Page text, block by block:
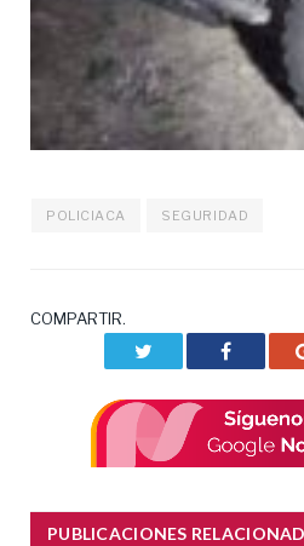
POLICIACA SEGURIDAD
COMPARTIR.
Facebook
PUBLICACIONES